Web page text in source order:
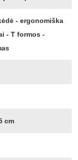
- ergonomiška
- T formos -
cm